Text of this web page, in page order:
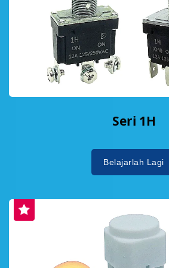
Seri 1H
Belajarlah Lagi